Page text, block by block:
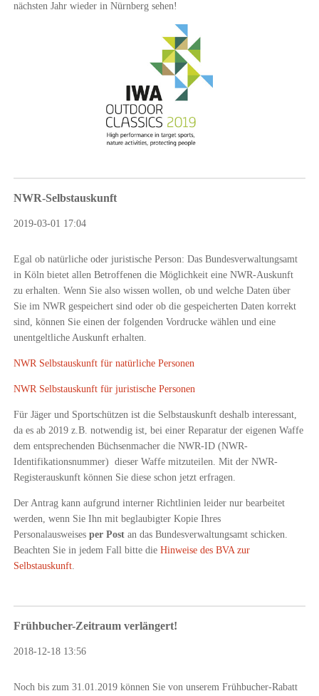
nächsten Jahr wieder in Nürnberg sehen!
NWR-Selbstauskunft
2019-03-01 17:04
Egal ob natürliche oder juristische Person: Das Bundesverwaltungsamt
in Köln bietet allen Betroffenen die Möglichkeit eine NWR-Auskunft
zu erhalten. Wenn Sie also wissen wollen, ob und welche Daten über
Sie im NWR gespeichert sind oder ob die gespeicherten Daten korrekt
sind, können Sie einen der folgenden Vordrucke wählen und eine
unentgeltliche Auskunft erhalten.
NWR Selbstauskunft für natürliche Personen
NWR Selbstauskunft für juristische Personen
Für Jäger und Sportschützen ist die Selbstauskunft deshalb interessant,
da es ab 2019 z.B. notwendig ist, bei einer Reparatur der eigenen Waffe
dem entsprechenden Büchsenmacher die NWR-ID (NWR-
Identifikationsnummer) dieser Waffe mitzuteilen. Mit der NWR-
Registerauskunft können Sie diese schon jetzt erfragen.
Der Antrag kann aufgrund interner Richtlinien leider nur bearbeitet
werden, wenn Sie Ihn mit beglaubigter Kopie Ihres
Personalausweisesper Post an das Bundesverwaltungsamt schicken.
Beachten Sie in jedem Fall bitte dieHinweise des BVA zur
Selbstauskunft
Frühbucher-Zeitraum verlängert!
2018-12-18 13:56
Noch bis zum 31.01.2019 können Sie von unserem Frühbucher-Rabatt